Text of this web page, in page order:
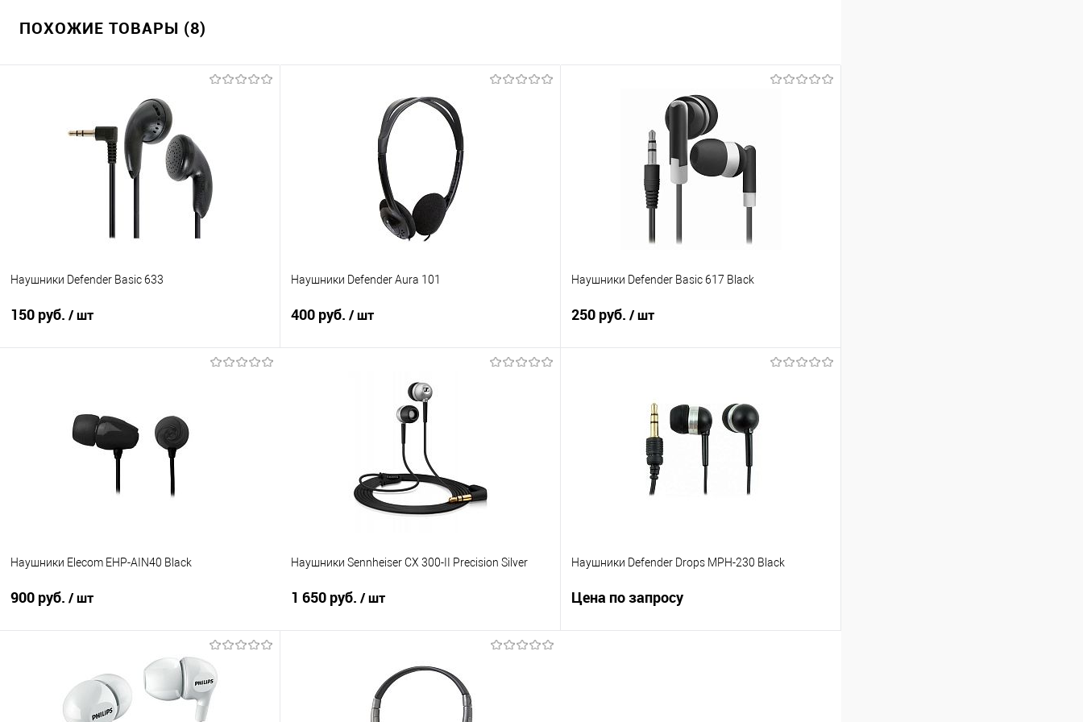
ПОХОЖИЕ ТОВАРЫ (8)
Наушники Defender Basic 633
150 руб. / шт
Купить в 1 клик
Сравнение
В избранное
В наличии
Наушники Defender Aura 101
400 руб. / шт
В корзину
Наушники Defender Basic 617 Black
250 руб. / шт
Купить в 1 клик
Сравнение
В избранное
В наличии
Наушники Elecom EHP-AIN40 Black
900 руб. / шт
В корзину
Купить в 1 клик
Сравнение
Наушники Sennheiser CX 300-II Precision Silver
1 650 руб. / шт
В корзину
Купить в 1 клик
Сравнение
Наушники Defender Drops MPH-230 Black
Цена по запросу